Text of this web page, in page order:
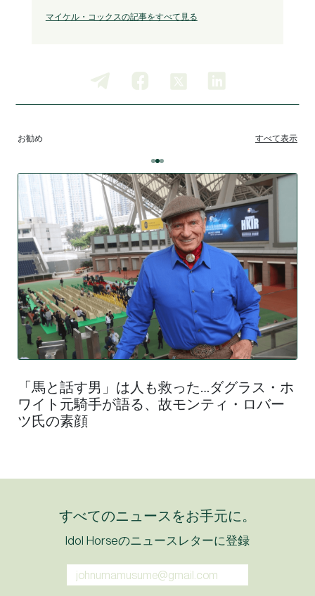
マイケル・コックスの記事をすべて見る
お勧め すべて表示
「馬と話す男」は人も救った…ダグラス・ホ
ワイト元騎手が語る、故モンティ・ロバー
ツ氏の素顔
すべてのニュースをお手元に。
Idol Horseのニュースレターに登録